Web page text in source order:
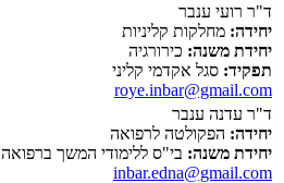
ד"ר רועי ענבר
יחידה: מחלקות קליניות
יחידת משנה: כירורגיה
תפקיד: סגל אקדמי קליני
roye.inbar@gmail.com
ד"ר עדנה ענבר
יחידה: הפקולטה לרפואה
יחידת משנה: בי"ס ללימודי המשך ברפואה
inbar.edna@gmail.com